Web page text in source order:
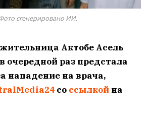
сгенерировано ИИ.
Актобе Асель
очередной раз предстала
нападение на врача,
со ссылкой на